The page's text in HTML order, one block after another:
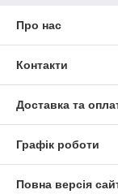
Про нас
Контакти
Доставка та
Графік роботи
Повна версія